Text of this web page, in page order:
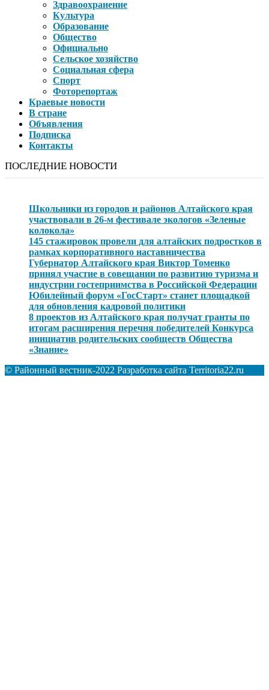
Здравоохранение
Культура
Образование
Общество
Официально
Сельское хозяйство
Социальная сфера
Спорт
Фоторепортаж
Краевые новости
В стране
Объявления
Подписка
Контакты
ПОСЛЕДНИЕ НОВОСТИ
Школьники из городов и районов Алтайского края
участвовали в 26-м фестивале экологов «Зеленые
колокола»
145 стажировок провели для алтайских подростков в
рамках корпоративного наставничества
Губернатор Алтайского края Виктор Томенко
принял участие в совещании по развитию туризма и
индустрии гостеприимства в Российской Федерации
Юбилейный форум «ГосСтарт» станет площадкой
для обновления кадровой политики
8 проектов из Алтайского края получат гранты по
итогам расширения перечня победителей Конкурса
инициатив родительских сообществ Общества
«Знание»
© Районный вестник-2022 Разработка сайта Territoria22.ru